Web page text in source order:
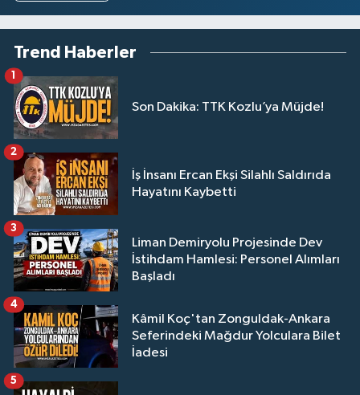
Trend Haberler
Son Dakika: TTK Kozlu’ya Müjde!
1
İş İnsanı Ercan Ekşi Silahlı Saldırıda
Hayatını Kaybetti
2
Liman Demiryolu Projesinde Dev
İstihdam Hamlesi: Personel Alımları
Başladı
3
Kâmil Koç'tan Zonguldak-Ankara
Seferindeki Mağdur Yolculara Bilet
İadesi
4
5